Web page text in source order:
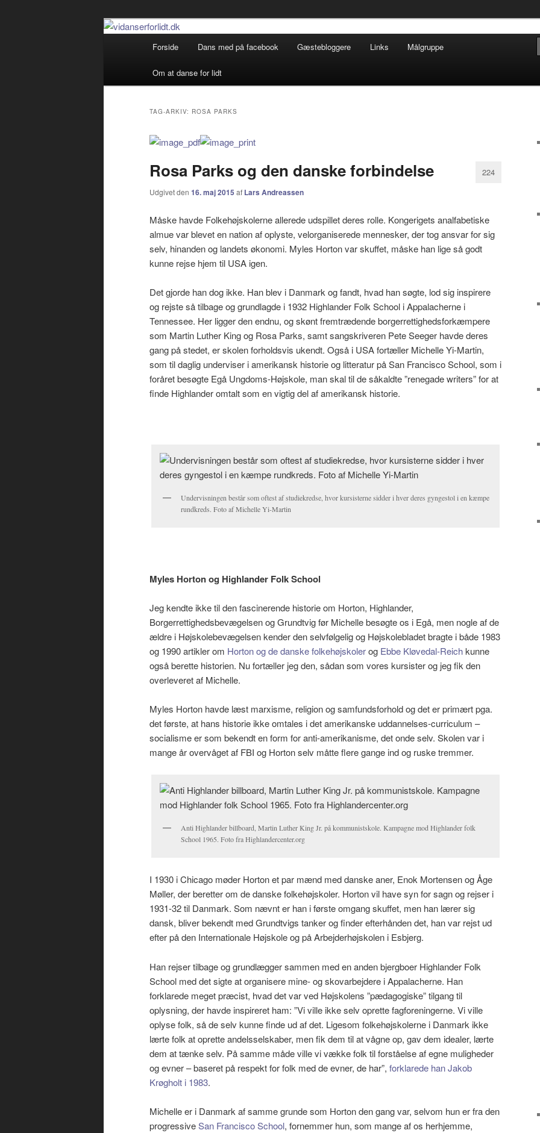
vidanserforlidt.dk
Debatterende tekster med filosofisk tilsnit om hverdagens glæder og genvordigheder
Fortsæt
til
primært
indhold
Fortsæt
til
sekundært
indhold
Forside Dans med på facebook Gæstebloggere Links Målgruppe
Om at danse for lidt
TAG-ARKIV: ROSA PARKS
Rosa Parks og den danske forbindelse
Udgivet den 16. maj 2015 af Lars Andreassen
224
Måske havde Folkehøjskolerne allerede udspillet deres rolle. Kongerigets analfabetiske
almue var blevet en nation af oplyste, velorganiserede mennesker, der tog ansvar for sig
selv, hinanden og landets økonomi. Myles Horton var skuffet, måske han lige så godt
kunne rejse hjem til USA igen.
Det gjorde han dog ikke. Han blev i Danmark og fandt, hvad han søgte, lod sig inspirere
og rejste så tilbage og grundlagde i 1932 Highlander Folk School i Appalacherne i
Tennessee. Her ligger den endnu, og skønt fremtrædende borgerrettighedsforkæmpere
som Martin Luther King og Rosa Parks, samt sangskriveren Pete Seeger havde deres
gang på stedet, er skolen forholdsvis ukendt. Også i USA fortæller Michelle Yi-Martin,
som til daglig underviser i amerikansk historie og litteratur på San Francisco School, som i
foråret besøgte Egå Ungdoms-Højskole, man skal til de såkaldte ”renegade writers” for at
finde Highlander omtalt som en vigtig del af amerikansk historie.
Undervisningen består som oftest af studiekredse, hvor kursisterne sidder i hver deres gyngestol i en kæmpe
rundkreds. Foto af Michelle Yi-Martin
Myles Horton og Highlander Folk School
Jeg kendte ikke til den fascinerende historie om Horton, Highlander,
Borgerrettighedsbevægelsen og Grundtvig før Michelle besøgte os i Egå, men nogle af de
ældre i Højskolebevægelsen kender den selvfølgelig og Højskolebladet bragte i både 1983
og 1990 artikler om Horton og de danske folkehøjskolerog Ebbe Kløvedal-Reichkunne
også berette historien. Nu fortæller jeg den, sådan som vores kursister og jeg fik den
overleveret af Michelle.
Myles Horton havde læst marxisme, religion og samfundsforhold og det er primært pga.
det første, at hans historie ikke omtales i det amerikanske uddannelses-curriculum –
socialisme er som bekendt en form for anti-amerikanisme, det onde selv. Skolen var i
mange år overvåget af FBI og Horton selv måtte flere gange ind og ruske tremmer.
Anti Highlander billboard, Martin Luther King Jr. på kommunistskole. Kampagne mod Highlander folk
School 1965. Foto fra Highlandercenter.org
I 1930 i Chicago møder Horton et par mænd med danske aner, Enok Mortensen og Åge
Møller, der beretter om de danske folkehøjskoler. Horton vil have syn for sagn og rejser i
1931-32 til Danmark. Som nævnt er han i første omgang skuffet, men han lærer sig
dansk, bliver bekendt med Grundtvigs tanker og finder efterhånden det, han var rejst ud
efter på den Internationale Højskole og på Arbejderhøjskolen i Esbjerg.
Han rejser tilbage og grundlægger sammen med en anden bjergboer Highlander Folk
School med det sigte at organisere mine- og skovarbejdere i Appalacherne. Han
forklarede meget præcist, hvad det var ved Højskolens ”pædagogiske” tilgang til
oplysning, der havde inspireret ham: ”Vi ville ikke selv oprette fagforeningerne. Vi ville
oplyse folk, så de selv kunne finde ud af det. Ligesom folkehøjskolerne i Danmark ikke
lærte folk at oprette andelsselskaber, men fik dem til at vågne op, gav dem idealer, lærte
dem at tænke selv. På samme måde ville vi vække folk til forståelse af egne muligheder
og evner – baseret på respekt for folk med de evner, de har”, forklarede han Jakob
Krøgholt i 1983.
Michelle er i Danmark af samme grunde som Horton den gang var, selvom hun er fra den
progressiveSan Francisco School, fornemmer hun, som mange af os herhjemme,